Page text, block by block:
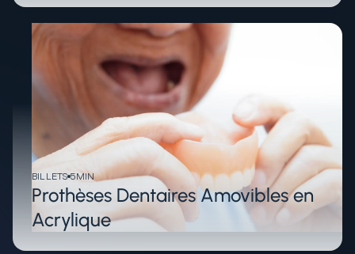
BILLETS 5MIN
Prothèses Dentaires Amovibles en
Acrylique